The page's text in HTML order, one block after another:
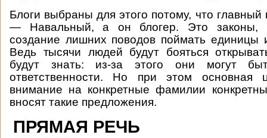
Блоги выбраны для этого потому, что главный
— Навальный, а он блогер. Это законы,
создание лишних поводов поймать единицы
Ведь тысячи людей будут бояться
будут знать: из-за этого они могут
ответственности. Но при этом основная
внимание на конкретные фамилии
вносят такие предложения.
ПРЯМАЯ РЕЧЬ